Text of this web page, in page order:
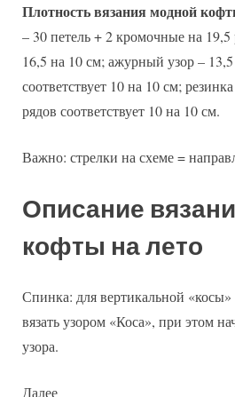
Плотность вязания модной
– 30 петель + 2 кромочные на 19,5
16,5 на 10 см; ажурный узор – 13,5
соответствует 10 на 10 см;
рядов соответствует 10 на 10 см.
Важно: стрелки на схеме =
Описание
кофты на лето
Спинка: для вертикальной «косы»
вязать узором «Коса», при этом
узора.
Далее